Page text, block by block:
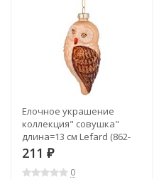
Елочное украшение
коллекция" совушка"
длина=13 см Lefard (862-
346)
211 ₽
0